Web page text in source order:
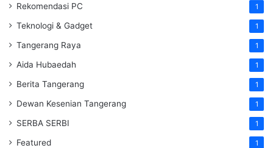
Rekomendasi PC 1
Teknologi & Gadget 1
Tangerang Raya 1
Aida Hubaedah 1
Berita Tangerang 1
Dewan Kesenian Tangerang 1
SERBA SERBI 1
Featured 1